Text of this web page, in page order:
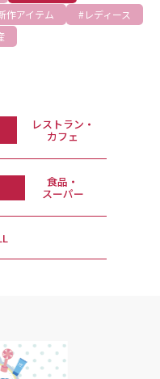
作アイテム
レディース
レストラン・
カフェ
食品・
スーパー